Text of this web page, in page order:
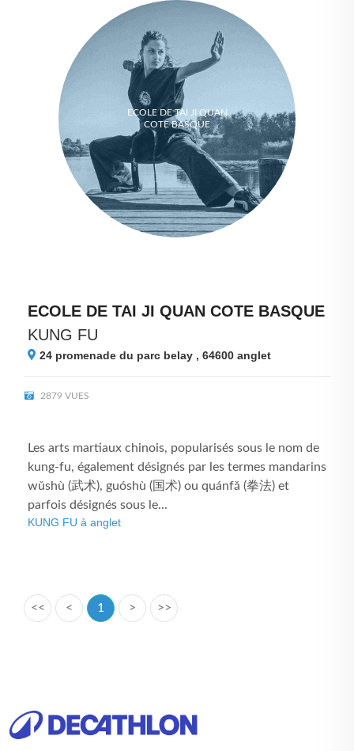
ECOLE DE TAI JI QUAN
COTE BASQUE
ECOLE DE TAI JI QUAN COTE BASQUE
KUNG FU
24 promenade du parc belay , 64600 anglet
2879 VUES
Les arts martiaux chinois, popularisés sous le nom de
kung-fu, également désignés par les termes mandarins
wǔshù (武术), guóshù (国术) ou quánfǎ (拳法) et
parfois désignés sous le...
KUNG FU à anglet
<< < 1 > >>